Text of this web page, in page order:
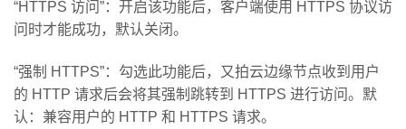
“HTTPS 访问”：开启该功能后，客户端使用 HTTPS 协议访
问时才能成功，默认关闭。
“强制 HTTPS”：勾选此功能后，又拍云边缘节点收到用户
的 HTTP 请求后会将其强制跳转到 HTTPS 进行访问。默
认：兼容用户的 HTTP 和 HTTPS 请求。